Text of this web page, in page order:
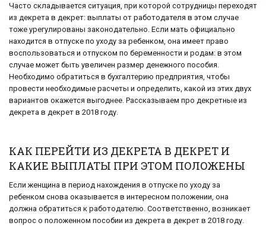
Часто складывается ситуация, при которой сотрудницы переходят
из декрета в декрет: выплаты от работодателя в этом случае
тоже урегулированы законодательно. Если мать официально
находится в отпуске по уходу за ребенком, она имеет право
воспользоваться и отпуском по беременности и родам: в этом
случае может быть увеличен размер денежного пособия.
Необходимо обратиться в бухгалтерию предприятия, чтобы
провести необходимые расчеты и определить, какой из этих двух
вариантов окажется выгоднее. Рассказываем про декретные из
декрета в декрет в 2018 году.
КАК ПЕРЕЙТИ ИЗ ДЕКРЕТА В ДЕКРЕТ И
КАКИЕ ВЫПЛАТЫ ПРИ ЭТОМ ПОЛОЖЕНЫ
Если женщина в период нахождения в отпуске по уходу за
ребенком снова оказывается в интересном положении, она
должна обратиться к работодателю. Соответственно, возникает
вопрос о положенном пособии из декрета в декрет в 2018 году.